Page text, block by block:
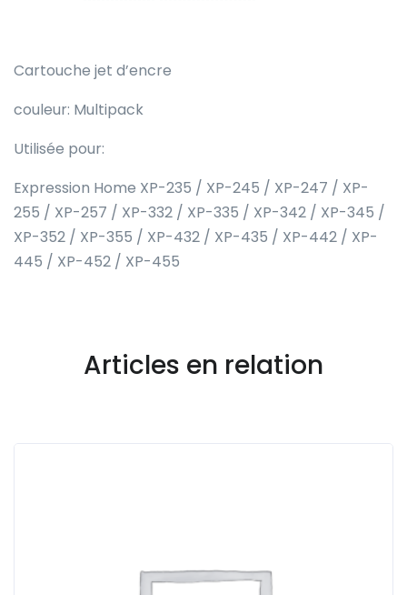
Cartouche jet d’encre
couleur: Multipack
Utilisée pour:
Expression Home XP-235 / XP-245 / XP-247 / XP-
255 / XP-257 / XP-332 / XP-335 / XP-342 / XP-345 /
XP-352 / XP-355 / XP-432 / XP-435 / XP-442 / XP-
445 / XP-452 / XP-455
Articles en relation